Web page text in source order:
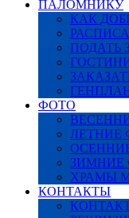
ПАЛОМНИКУ
КАК
ПОДАТЬ
ФОТО
ЛЕТНИЕ
ЗИМНИЕ
ХРАМЫ
КОНТАКТЫ